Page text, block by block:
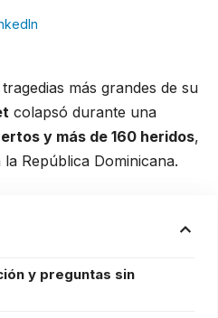
más grandes de su
colapsó durante una
y más de 160 heridos,
República Dominicana.
y preguntas sin